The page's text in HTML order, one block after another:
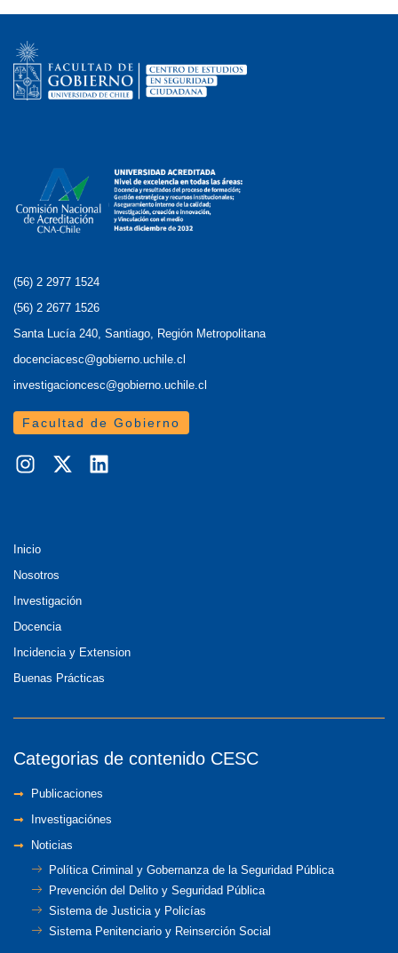
(56) 2 2977 1524
(56) 2 2677 1526
Santa Lucía 240, Santiago, Región Metropolitana
docenciacesc@gobierno.uchile.cl
investigacioncesc@gobierno.uchile.cl
Facultad de Gobierno
Inicio
Nosotros
Investigación
Docencia
Incidencia y Extension
Buenas Prácticas
Categorias de contenido CESC
Publicaciones
Investigaciónes
Noticias
Política Criminal y Gobernanza de la Seguridad Pública
Prevención del Delito y Seguridad Pública
Sistema de Justicia y Policías
Sistema Penitenciario y Reinserción Social